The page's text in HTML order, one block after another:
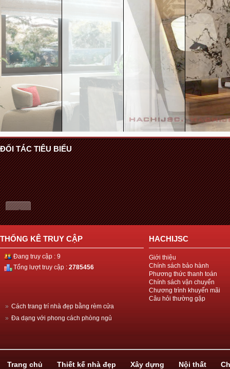
ĐỐI TÁC TIÊU BIỂU
THỐNG KÊ TRUY CẬP
Đang truy cập : 9
Tổng lượt truy cập : 2785456
» Cách trang trí nhà đẹp bằng rèm cửa
» Đa dạng với phong cách phòng ngủ
HACHIJSC
Giới thiệu
Chính sách bảo hành
Phương thức thanh toán
Chính sách vận chuyển
Chương trình khuyến mãi
Câu hỏi thường gặp
Trang chủ Thiết kế nhà đẹp Xây dựng Nội thất